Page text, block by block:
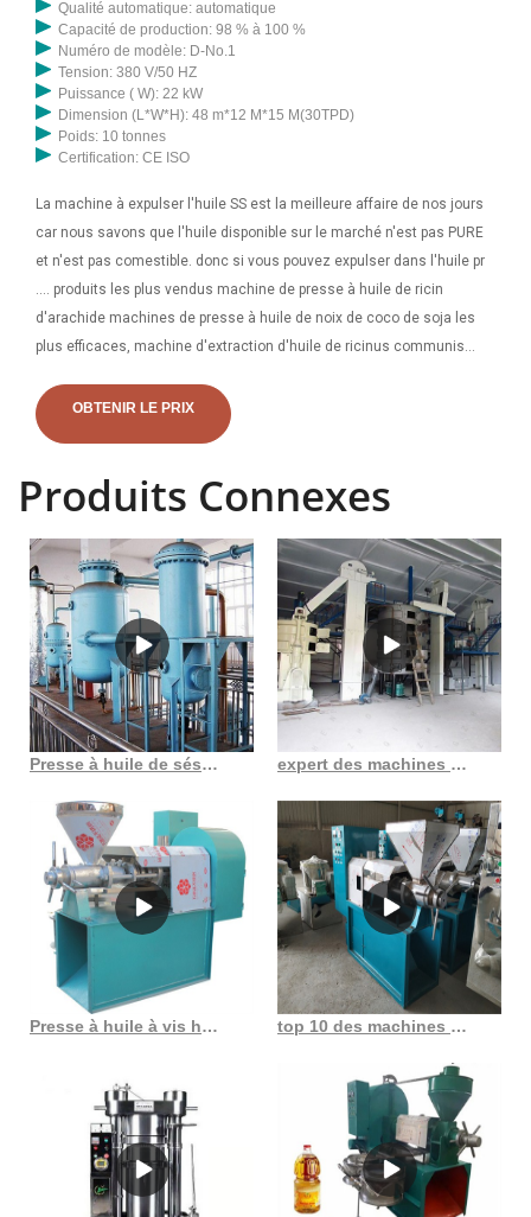
Qualité automatique: automatique
Capacité de production: 98 % à 100 %
Numéro de modèle: D-No.1
Tension: 380 V/50 HZ
Puissance ( W): 22 kW
Dimension (L*W*H): 48 m*12 M*15 M(30TPD)
Poids: 10 tonnes
Certification: CE ISO
La machine à expulser l'huile SS est la meilleure affaire de nos jours
car nous savons que l'huile disponible sur le marché n'est pas PURE
et n'est pas comestible. donc si vous pouvez expulser dans l'huile pr
.... produits les plus vendus machine de presse à huile de ricin
d'arachide machines de presse à huile de noix de coco de soja les
plus efficaces, machine d'extraction d'huile de ricinus communis
d'extraction d'huile de ricin. Trouvez ici les détails des prix en ligne
OBTENIR LE PRIX
Produits Connexes
Presse à huile de sésame du Pakistan, machine d’extraction d’huile de graines expert des machines de moulin à huile d’usine de transformation d’huile de noix de coco
Presse à huile à vis hdc, pièces de rechange, machine à expulser l’huile, moulin à huile top 10 des machines à huile d’amande douce pure bio disponibles au Maroc bling